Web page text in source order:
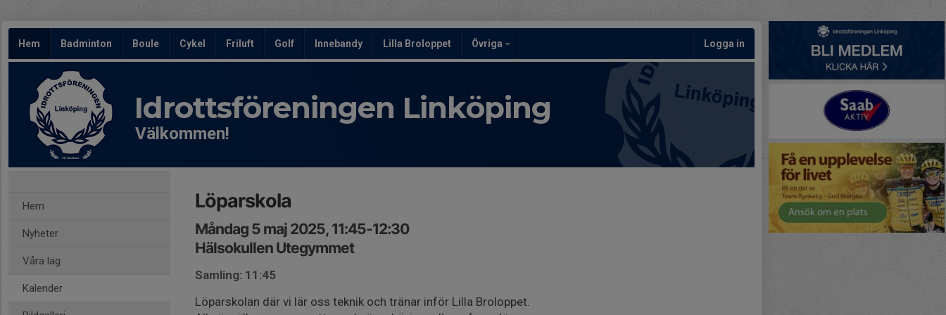
Hem Badminton Boule Cykel Friluft Golf Innebandy Lilla Broloppet Övriga Logga in
Idrottsföreningen Linköping
Välkommen!
Hem
Nyheter
Våra lag
Kalender
Löparskola
Måndag 5 maj 2025, 11:45-12:30
Hälsokullen Utegymmet
Samling: 11:45
Löparskolan där vi lär oss teknik och tränar inför Lilla Broloppet.